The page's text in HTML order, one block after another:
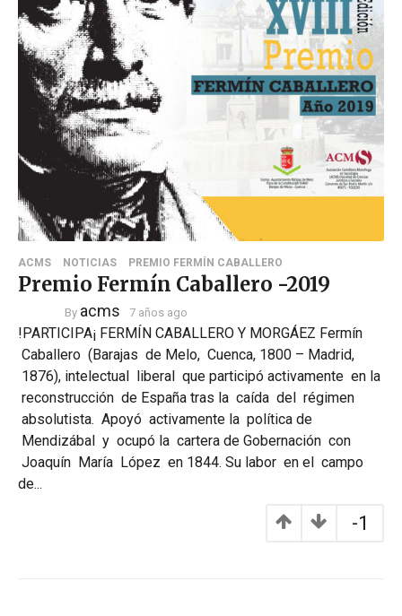
ACMS NOTICIAS PREMIO FERMÍN CABALLERO
Premio Fermín Caballero -2019
By acms 7 años ago
!PARTICIPA¡ FERMÍN CABALLERO Y MORGÁEZ Fermín
Caballero (Barajas de Melo, Cuenca, 1800 – Madrid,
1876), intelectual liberal que participó activamente en la
reconstrucción de España tras la caída del régimen
absolutista. Apoyó activamente la política de
Mendizábal y ocupó la cartera de Gobernación con
Joaquín María López en 1844. Su labor en el campo
de...
-1